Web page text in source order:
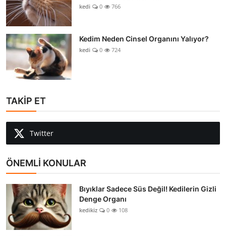
kedi 0 766
Kedim Neden Cinsel Organını Yalıyor?
kedi 0 724
TAKİP ET
Twitter
ÖNEMLİ KONULAR
Bıyıklar Sadece Süs Değil! Kedilerin Gizli
Denge Organı
kedikiz 0 108